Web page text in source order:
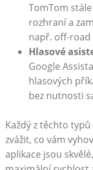
TomTom
rozhraní a‌
např. off-road
Hlasové
Google
hlasových
bez nutnosti
Každý z těchto
zvážit, co vám
aplikace jsou